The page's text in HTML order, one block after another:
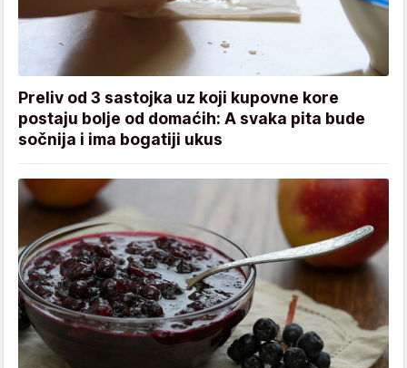
Preliv od 3 sastojka uz koji kupovne kore
postaju bolje od domaćih: A svaka pita bude
sočnija i ima bogatiji ukus